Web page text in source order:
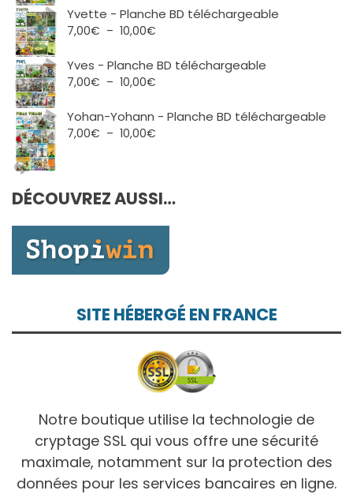
prix :
10,00€
Yvette - Planche BD téléchargeable
7,00€ – 10,00€
prix :
10,00€
Yves - Planche BD téléchargeable
7,00€ – 10,00€
prix :
Yohan-Yohann - Planche BD téléchargeable
7,00€ – 10,00€
à
DÉCOUVREZ AUSSI…
SITE HÉBERGÉ EN FRANCE
Notre boutique utilise la technologie de
cryptage SSL qui vous offre une sécurité
maximale, notamment sur la protection des
données pour les services bancaires en ligne.